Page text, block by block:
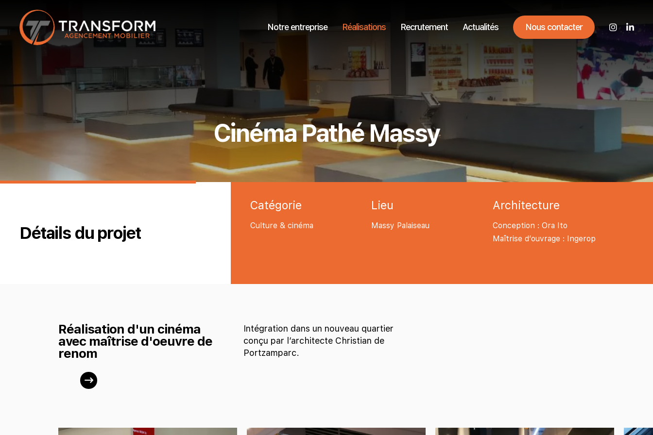
Notre entreprise Réalisations Recrutement Actualités Nous contacter
Cinéma Pathé Massy
Détails du projet
Catégorie
Culture & cinéma
Lieu
Massy Palaiseau
Architecture
Conception : Ora Ito
Maîtrise d’ouvrage : Ingerop
Réalisation d'un cinéma
avec maîtrise d'oeuvre de
renom
Intégration dans un nouveau quartier
conçu par l’architecte Christian de
Portzamparc.